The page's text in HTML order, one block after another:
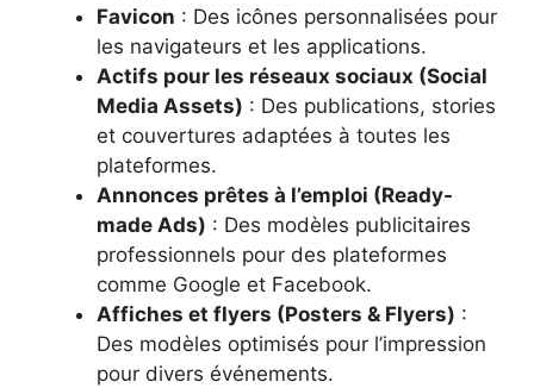
Favicon : Des icônes personnalisées pour
les navigateurs et les applications.
Actifs pour les réseaux sociaux (Social
Media Assets) : Des publications, stories
et couvertures adaptées à toutes les
plateformes.
Annonces prêtes à l’emploi (Ready-
made Ads) : Des modèles publicitaires
professionnels pour des plateformes
comme Google et Facebook.
Affiches et flyers (Posters & Flyers) :
Des modèles optimisés pour l’impression
pour divers événements.